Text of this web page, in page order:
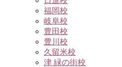
福岡校
岐阜校
豊田校
豊川校
久留米校
津 緑の街校